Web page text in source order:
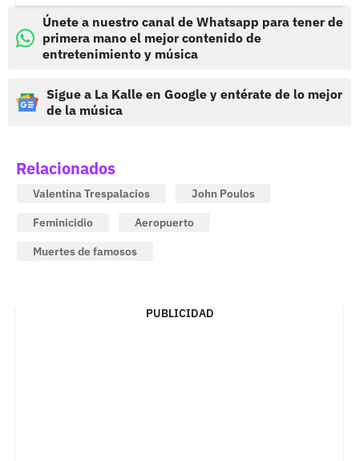
Únete a nuestro canal de Whatsapp para tener de
primera mano el mejor contenido de
entretenimiento y música
Sigue a La Kalle en Google y entérate de lo mejor
de la música
Relacionados
Valentina Trespalacios
John Poulos
Feminicidio
Aeropuerto
Muertes de famosos
PUBLICIDAD